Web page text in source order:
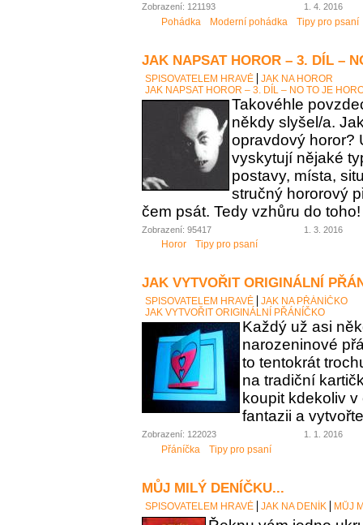
Zobrazení: 121193 1. 4. 2016
Pohádka Moderní pohádka Tipy pro psaní
JAK NAPSAT HOROR – 3. DÍL –
SPISOVATELEM HRAVĚ
JAK NA HOROR
JAK NAPSAT HOROR – 3. DÍL – NO TO JE
Takovéhle
někdy slyšel/a.
opravdový horor?
vyskytují nějaké
postavy, místa,
stručný hororový
čem psát. Tedy vzhůru do toho!
Zobrazení: 95417 1. 3. 2016
Horor Tipy pro psaní
JAK VYTVOŘIT ORIGINÁLNÍ
SPISOVATELEM HRAVĚ
JAK NA PŘÁNÍČKO
JAK VYTVOŘIT ORIGINÁLNÍ PŘÁNÍČKO
Každý už asi
narozeninové
to tentokrát
na tradiční
koupit kdekoliv
fantazii a
Zobrazení: 122023 1. 1. 2016
Přáníčka Tipy pro psaní
MŮJ MILÝ DENÍČKU...
SPISOVATELEM HRAVĚ JAK NA DENÍK MŮJ